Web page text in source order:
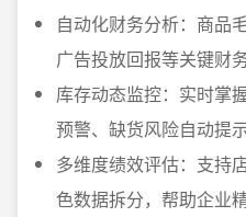
自动化财务分析：商品
广告投放回报等关键财
库存动态监控：实时掌
预警、缺货风险自动提示
多维度绩效评估：支持
色数据拆分，帮助企业